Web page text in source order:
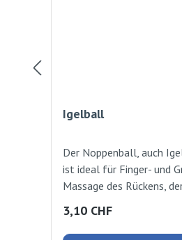
Igelball
Der Noppenball, auch
ist ideal für Finger- und
Massage des Rückens,
Farblich assortiert. Ø
Regulärer Preis:
3,10 CHF